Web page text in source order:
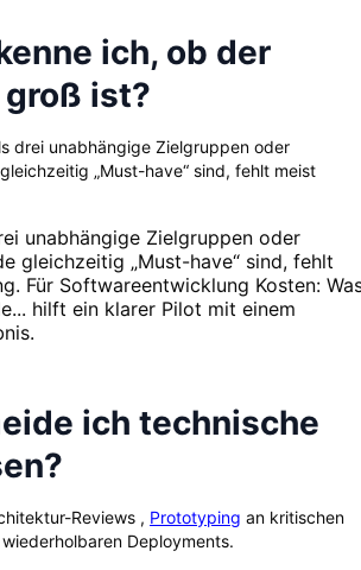
ich, ob der
groß ist?
drei unabhängige Zielgruppen oder
„Must-have“ sind, fehlt meist
unabhängige Zielgruppen oder
gleichzeitig „Must-have“ sind, fehlt
Für Softwareentwicklung Kosten:
hilft ein klarer Pilot mit einem
ich technische
Reviews , Prototyping an kritischen
Deployments.